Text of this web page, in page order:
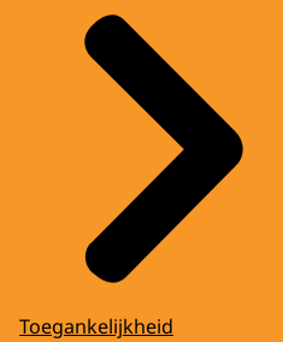
Toegankelijkheid